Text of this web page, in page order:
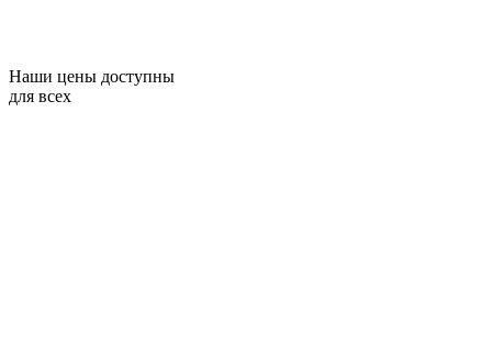
Наши цены доступны
для всех